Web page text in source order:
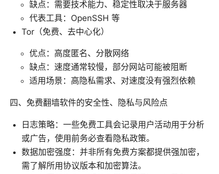
缺点：需要技术能力、稳定性取决于服务器
代表工具：OpenSSH 等
Tor（免费、去中心化）
优点：高度匿名、分散网络
缺点：速度通常较慢，部分网站可能被阻断
适用场景：高隐私需求、对速度没有强烈依赖
四、免费翻墙软件的安全性、隐私与风险点
日志策略：一些免费工具会记录用户活动用于分析
或广告，使用前务必查看隐私政策。
数据加密强度：并非所有免费方案都提供强加密，
需了解所用协议版本和加密算法。